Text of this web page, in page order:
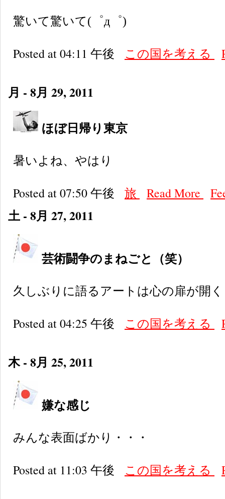
驚いて驚いて(゜д゜)
Posted at 04:11 午後 この国を考える
月 - 8月 29, 2011
ほぼ日帰り東京
暑いよね、やはり
Posted at 07:50 午後 旅 Read More
土 - 8月 27, 2011
芸術闘争のまねごと（笑）
久しぶりに語るアートは心の扉が開く
Posted at 04:25 午後 この国を考える
木 - 8月 25, 2011
嫌な感じ
みんな表面ばかり・・・
Posted at 11:03 午後 この国を考える